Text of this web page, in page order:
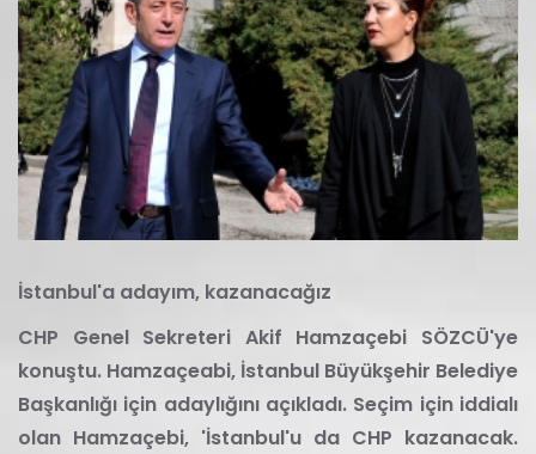
İstanbul'a adayım, kazanacağız
CHP Genel Sekreteri Akif Hamzaçebi SÖZCÜ'ye
konuştu. Hamzaçeabi, İstanbul Büyükşehir Belediye
Başkanlığı için adaylığını açıkladı. Seçim için iddialı
olan Hamzaçebi, 'İstanbul'u da CHP kazanacak.